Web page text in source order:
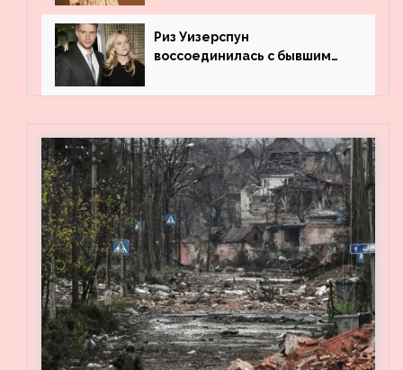
Риз Уизерспун
воссоединилась с бывшим